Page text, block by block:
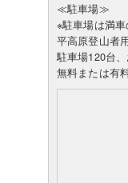
≪駐車場≫
※駐車場は満
平高原登山者
駐車場120台
無料または有